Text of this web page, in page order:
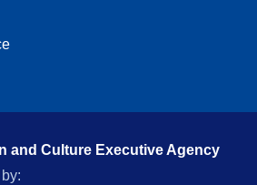
and Culture Executive Agency